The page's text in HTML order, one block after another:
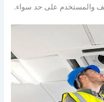
والمستخدم على حد سواء.